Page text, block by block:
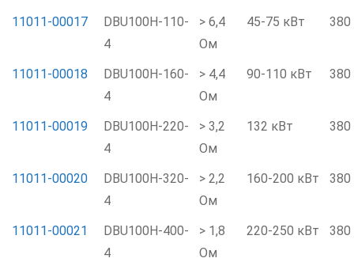
11011-00017
DBU100H-110-
4
> 6,4
Ом
45-75 кВт 380
11011-00018
DBU100H-160-
4
> 4,4
Ом
90-110 кВт 380
11011-00019
DBU100H-220-
4
> 3,2
Ом
132 кВт 380
11011-00020
DBU100H-320-
4
> 2,2
Ом
160-200 кВт 380
11011-00021
DBU100H-400-
4
> 1,8
Ом
220-250 кВт 380